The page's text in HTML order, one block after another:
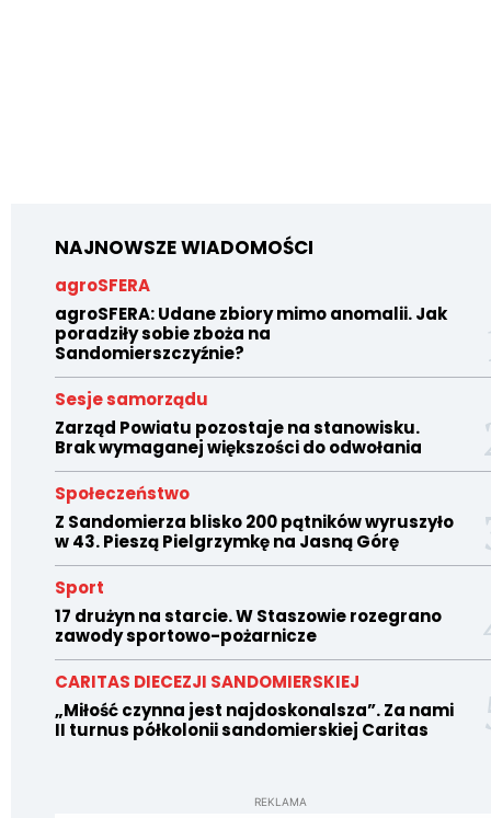
NAJNOWSZE WIADOMOŚCI
agroSFERA
agroSFERA: Udane zbiory mimo anomalii. Jak
poradziły sobie zboża na
Sandomierszczyźnie?
Sesje samorządu
Zarząd Powiatu pozostaje na stanowisku.
Brak wymaganej większości do odwołania
Społeczeństwo
Z Sandomierza blisko 200 pątników wyruszyło
w 43. Pieszą Pielgrzymkę na Jasną Górę
Sport
17 drużyn na starcie. W Staszowie rozegrano
zawody sportowo-pożarnicze
CARITAS DIECEZJI SANDOMIERSKIEJ
„Miłość czynna jest najdoskonalsza”. Za nami
II turnus półkolonii sandomierskiej Caritas
REKLAMA